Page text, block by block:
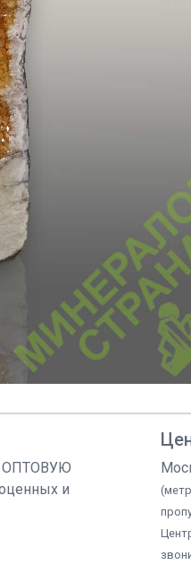
ОПТОВУЮ
и